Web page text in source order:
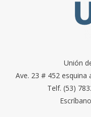
Unión
Ave. 23 # 452 esquina
Telf. (53)